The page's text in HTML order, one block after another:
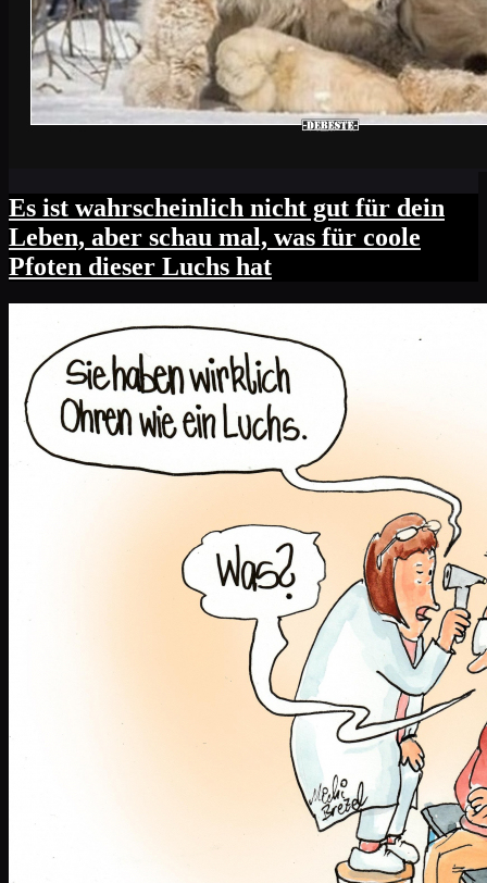
Es ist wahrscheinlich nicht gut für dein
Leben, aber schau mal, was für coole
Pfoten dieser Luchs hat